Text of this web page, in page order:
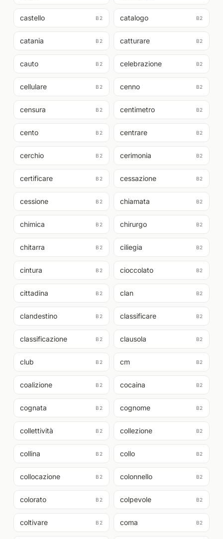
castello B2 catalogo B2
catania B2 catturare B2
cauto B2 celebrazione B2
cellulare B2 cenno B2
censura B2 centimetro B2
cento B2 centrare B2
cerchio B2 cerimonia B2
certificare B2 cessazione B2
cessione B2 chiamata B2
chimica B2 chirurgo B2
chitarra B2 ciliegia B2
cintura B2 cioccolato B2
cittadina B2 clan B2
clandestino B2 classificare B2
classificazione B2 clausola B2
club B2 cm B2
coalizione B2 cocaina B2
cognata B2 cognome B2
collettività B2 collezione B2
collina B2 collo B2
collocazione B2 colonnello B2
colorato B2 colpevole B2
coltivare B2 coma B2